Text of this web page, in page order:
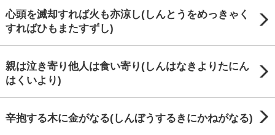
心頭を滅却すれば火も亦涼し(しんとうをめっきゃく
すればひもまたすずし)
親は泣き寄り他人は食い寄り(しんはなきよりたにん
はくいより)
辛抱する木に金がなる(しんぼうするきにかねがなる)